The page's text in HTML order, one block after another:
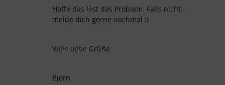
Hoffe das löst das Problem. Falls nicht,
melde dich gerne nochmal :)
Viele liebe Grüße
Björn